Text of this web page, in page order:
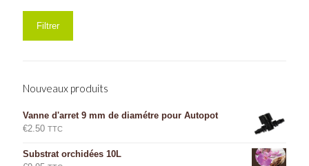
Filtrer
Nouveaux produits
Vanne d'arret 9 mm de diamétre pour Autopot
€2.50 TTC
Substrat orchidées 10L